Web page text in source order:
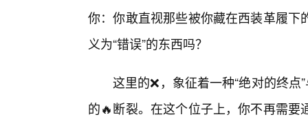
你：你敢直视那些被你藏在西装革履
义为“错误”的东西吗？
这里的❌，象征着一种“绝对的终
的🔥断裂。在这个位子上，你不再需